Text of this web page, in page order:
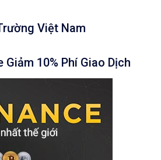
Việt Nam
Giảm 10% Phí Giao Dịch